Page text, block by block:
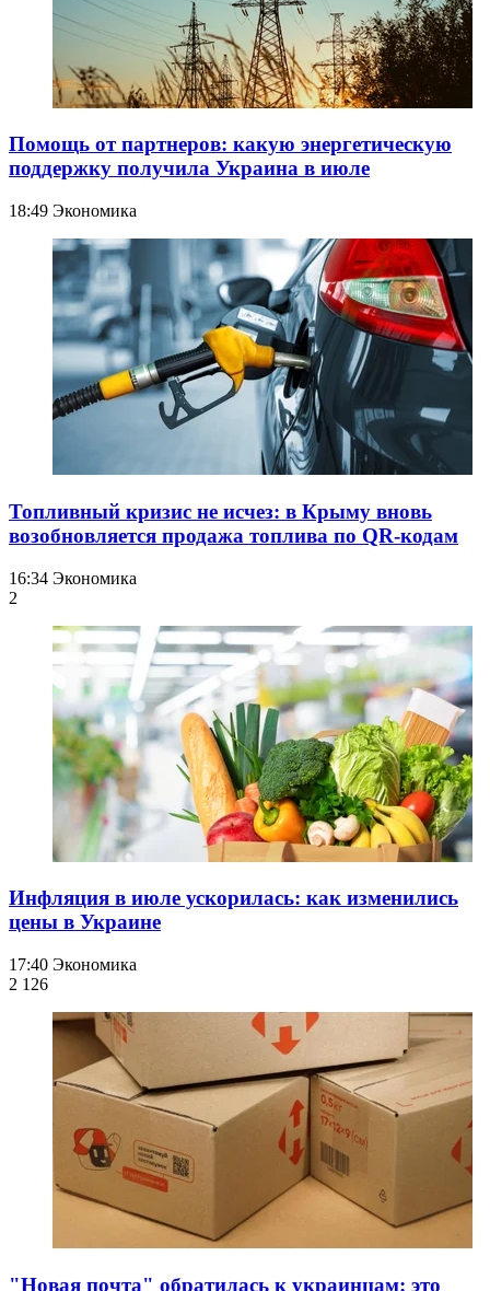
Помощь от партнеров: какую энергетическую
поддержку получила Украина в июле
18:49 Экономика
Топливный кризис не исчез: в Крыму вновь
возобновляется продажа топлива по QR-кодам
16:34 Экономика
2
Инфляция в июле ускорилась: как изменились
цены в Украине
17:40 Экономика
2 126
"Новая почта" обратилась к украинцам: это